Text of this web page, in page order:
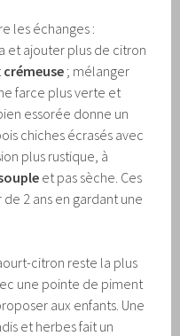
les échanges :
et ajouter plus de citron
crémeuse ; mélanger
farce plus verte et
essorée donne un
chiches écrasés avec
plus rustique, à
et pas sèche. Ces
2 ans en gardant une
citron reste la plus
une pointe de piment
aux enfants. Une
et herbes fait un